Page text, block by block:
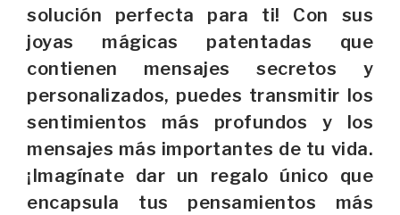
solución perfecta para ti! Con sus
joyas mágicas patentadas que
contienen mensajes secretos y
personalizados, puedes transmitir los
sentimientos más profundos y los
mensajes más importantes de tu vida.
¡Imagínate dar un regalo único que
encapsula tus pensamientos más